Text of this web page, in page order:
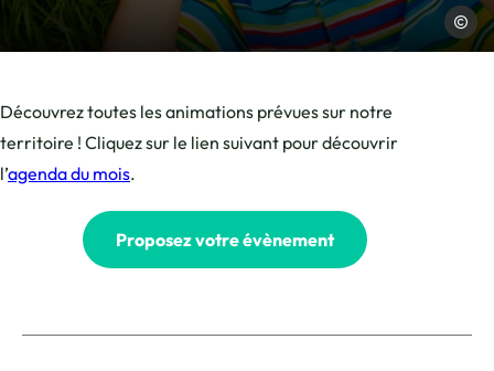
Découvrez toutes les animations prévues sur notre
territoire ! Cliquez sur le lien suivant pour découvrir
l’agenda du mois.
Proposez votre évènement